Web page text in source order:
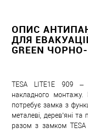
ОПИС
ДЛЯ
GREEN
TESA LITE1E 909 –
накладного монтажу.
потребує замка з
металеві, дерев’яні та
разом з замком